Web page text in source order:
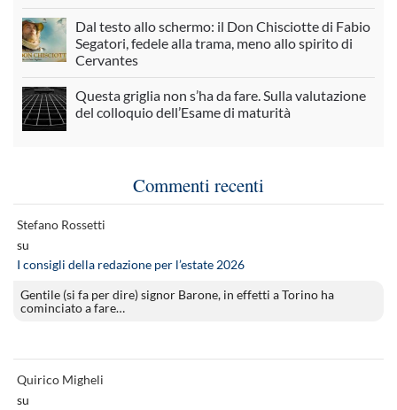
Dal testo allo schermo: il Don Chisciotte di Fabio
Segatori, fedele alla trama, meno allo spirito di
Cervantes
Questa griglia non s’ha da fare. Sulla valutazione
del colloquio dell’Esame di maturità
Commenti recenti
Stefano Rossetti
su
I consigli della redazione per l’estate 2026
Gentile (si fa per dire) signor Barone, in effetti a Torino ha
cominciato a fare…
Quirico Migheli
su